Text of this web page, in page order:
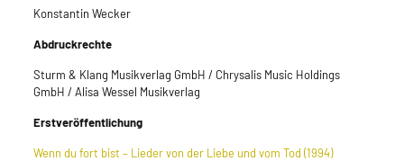
Konstantin Wecker
Abdruckrechte
Sturm & Klang Musikverlag GmbH / Chrysalis Music Holdings
GmbH / Alisa Wessel Musikverlag
Erstveröffentlichung
Wenn du fort bist – Lieder von der Liebe und vom Tod (1994)